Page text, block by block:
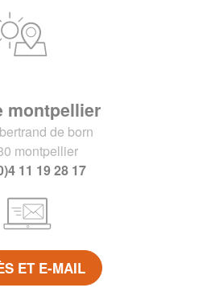
montpellier
de born
montpellier
11 19 28 17
ET E-MAIL